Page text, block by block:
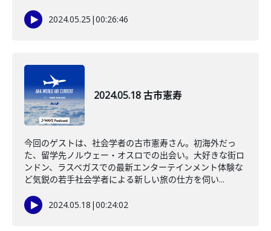
2024.05.25 |00:26:46
2024.05.18 古市憲寿
今回のゲストは、社会学者の古市憲寿さん。初海外だっ
た、留学先ノルウェー・オスロでの出会い。大好きな街ロ
ンドン、ラスベガスでの最新エンターテインメント体験な
ど気鋭の若手社会学者による新しい旅の仕方を伺い...
2024.05.18 |00:24:02